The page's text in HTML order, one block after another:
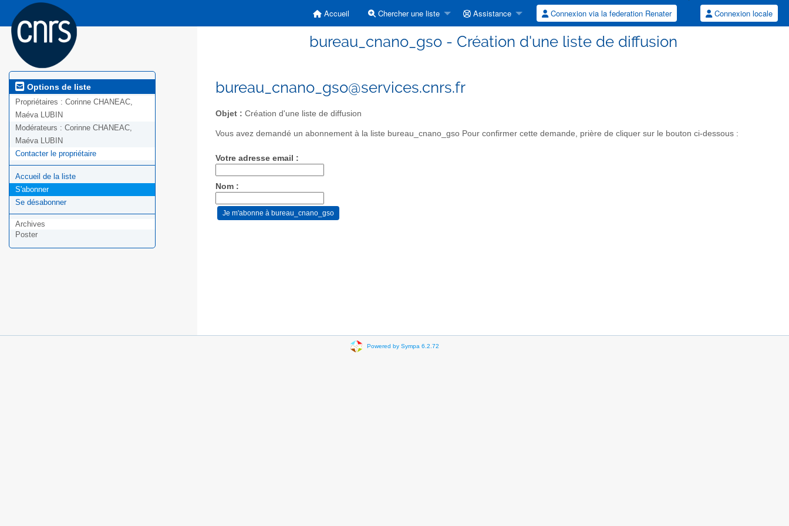
Accueil Chercher une liste Assistance Connexion via la federation Renater Connexion locale
bureau_cnano_gso - Création d'une liste de diffusion
Options de liste
Propriétaires : Corinne CHANEAC,
Maéva LUBIN
Modérateurs : Corinne CHANEAC,
Maéva LUBIN
Contacter le propriétaire
Accueil de la liste
S'abonner
Se désabonner
Archives
Poster
bureau_cnano_gso@services.cnrs.fr
Objet : Création d'une liste de diffusion
Vous avez demandé un abonnement à la liste bureau_cnano_gso Pour confirmer cette demande, prière de cliquer sur le bouton ci-dessous :
Votre adresse email :
Nom :
Powered by Sympa 6.2.72